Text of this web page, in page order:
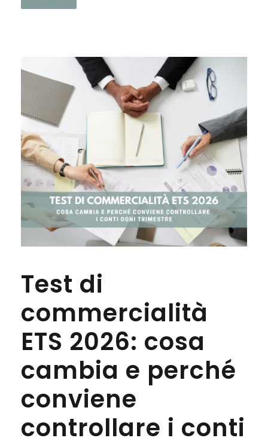
Test di
commercialità
ETS 2026: cosa
cambia e perché
conviene
controllare i conti